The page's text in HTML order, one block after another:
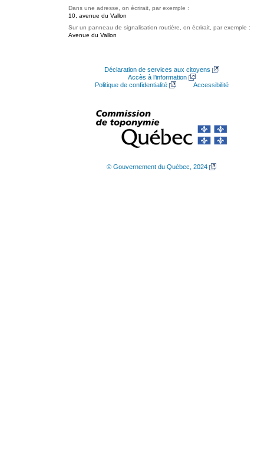
Dans une adresse, on écrirait, par exemple :
10, avenue du Vallon
Sur un panneau de signalisation routière, on écrirait, par exemple :
Avenue du Vallon
Déclaration de services aux citoyens
Accès à l’information
Politique de confidentialité
Accessibilité
© Gouvernement du Québec, 2024